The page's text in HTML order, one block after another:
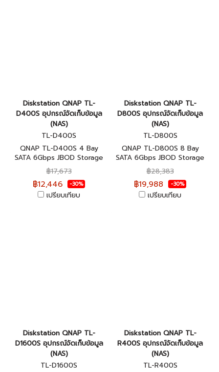
Diskstation QNAP TL-
D400S อุปกรณ์จัดเก็บข้อมูล
(NAS)
TL-D400S
QNAP TL-D400S 4 Bay
SATA 6Gbps JBOD Storage
Enclosure อุปกรณ์จัดเก็บ
ข้อมูลบนเครือข่าย ประกันศูนย์ 2
ปี
฿17,673
฿12,446 -30%
เปรียบเทียบ
Diskstation QNAP TL-
D800S อุปกรณ์จัดเก็บข้อมูล
(NAS)
TL-D800S
QNAP TL-D800S 8 Bay
SATA 6Gbps JBOD Storage
Enclosure อุปกรณ์จัดเก็บ
ข้อมูลบนเครือข่าย ประกันศูนย์ 2
ปี
฿28,383
฿19,988 -30%
เปรียบเทียบ
Diskstation QNAP TL-
D1600S อุปกรณ์จัดเก็บข้อมูล
(NAS)
TL-D1600S
Diskstation QNAP TL-
R400S อุปกรณ์จัดเก็บข้อมูล
(NAS)
TL-R400S